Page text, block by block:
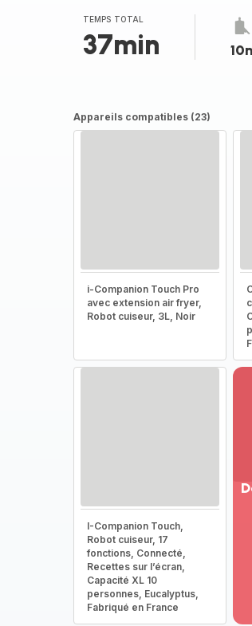
TEMPS TOTAL
37min
Appareils compatibles (23)
i-Companion Touch Pro
avec extension air fryer,
Robot cuiseur, 3L, Noir
I-Companion Touch,
Robot cuiseur, 17
fonctions, Connecté,
Recettes sur l’écran,
Capacité XL 10
personnes, Eucalyptus,
Fabriqué en France